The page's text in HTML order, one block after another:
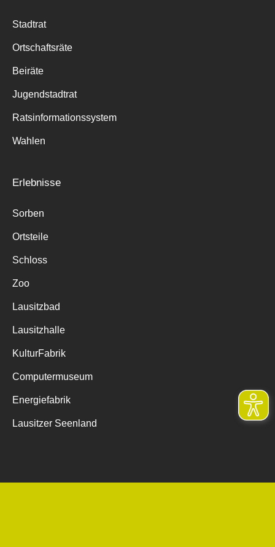
Stadtrat
Ortschaftsräte
Beiräte
Jugendstadtrat
Ratsinformationssystem
Wahlen
Erlebnisse
Sorben
Ortsteile
Schloss
Zoo
Lausitzbad
Lausitzhalle
KulturFabrik
Computermuseum
Energiefabrik
Lausitzer Seenland